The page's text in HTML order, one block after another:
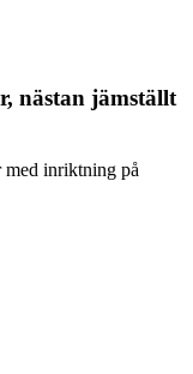
nästan jämställt
med inriktning på